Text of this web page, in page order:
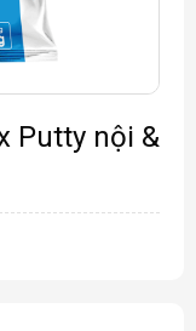
Putty nội &